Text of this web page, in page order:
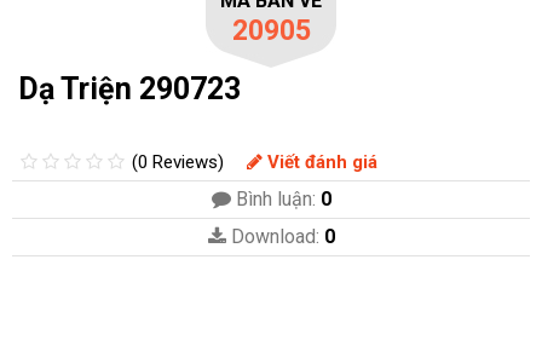
20905
Dạ Triện 290723
(0 Reviews) Viết đánh giá
Bình luận: 0
Download: 0